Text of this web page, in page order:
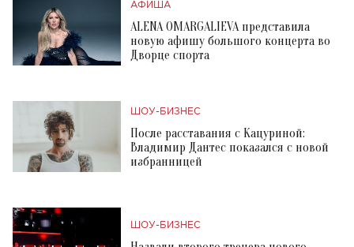
АФИША
ALENA OMARGALIEVA представила
новую афишу большого концерта во
Дворце спорта
ШОУ-БИЗНЕС
После расставания с Кацуриной:
Владимир Дантес показался с новой
избранницей
ШОУ-БИЗНЕС